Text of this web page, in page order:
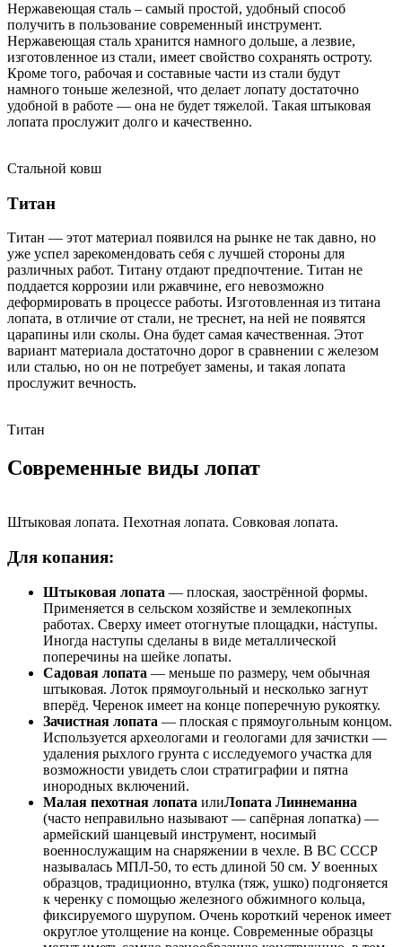
Нержавеющая сталь – самый простой, удобный способ
получить в пользование современный инструмент.
Нержавеющая сталь хранится намного дольше, а лезвие,
изготовленное из стали, имеет свойство сохранять остроту.
Кроме того, рабочая и составные части из стали будут
намного тоньше железной, что делает лопату достаточно
удобной в работе — она не будет тяжелой. Такая штыковая
лопата прослужит долго и качественно.
Стальной ковш
Титан
Титан — этот материал появился на рынке не так давно, но
уже успел зарекомендовать себя с лучшей стороны для
различных работ. Титану отдают предпочтение. Титан не
поддается коррозии или ржавчине, его невозможно
деформировать в процессе работы. Изготовленная из титана
лопата, в отличие от стали, не треснет, на ней не появятся
царапины или сколы. Она будет самая качественная. Этот
вариант материала достаточно дорог в сравнении с железом
или сталью, но он не потребует замены, и такая лопата
прослужит вечность.
Титан
Современные виды лопат
Штыковая лопата. Пехотная лопата. Совковая лопата.
Для копания:
Штыковая лопата — плоская, заострённой формы.
Применяется в сельском хозяйстве и землекопных
работах. Сверху имеет отогнутые площадки, на́ступы.
Иногда наступы сделаны в виде металлической
поперечины на шейке лопаты.
Садовая лопата — меньше по размеру, чем обычная
штыковая. Лоток прямоугольный и несколько загнут
вперёд. Черенок имеет на конце поперечную рукоятку.
Зачистная лопата — плоская с прямоугольным концом.
Используется археологами и геологами для зачистки —
удаления рыхлого грунта с исследуемого участка для
возможности увидеть слои стратиграфии и пятна
инородных включений.
Малая пехотная лопата илиЛопата Линнеманна
(часто неправильно называют — сапёрная лопатка) —
армейский шанцевый инструмент, носимый
военнослужащим на снаряжении в чехле. В ВС СССР
называлась МПЛ-50, то есть длиной 50 см. У военных
образцов, традиционно, втулка (тяж, ушко) подгоняется
к черенку с помощью железного обжимного кольца,
фиксируемого шурупом. Очень короткий черенок имеет
округлое утолщение на конце. Современные образцы